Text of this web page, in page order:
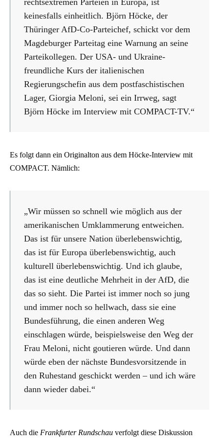
rechtsextremen Parteien in Europa, ist
keinesfalls einheitlich. Björn Höcke, der
Thüringer AfD-Co-Parteichef, schickt vor dem
Magdeburger Parteitag eine Warnung an seine
Parteikollegen. Der USA- und Ukraine-
freundliche Kurs der italienischen
Regierungschefin aus dem postfaschistischen
Lager, Giorgia Meloni, sei ein Irrweg, sagt
Björn Höcke im Interview mit COMPACT-TV.“
Es folgt dann ein Originalton aus dem Höcke-Interview mit
COMPACT. Nämlich:
„Wir müssen so schnell wie möglich aus der
amerikanischen Umklammerung entweichen.
Das ist für unsere Nation überlebenswichtig,
das ist für Europa überlebenswichtig, auch
kulturell überlebenswichtig. Und ich glaube,
das ist eine deutliche Mehrheit in der AfD, die
das so sieht. Die Partei ist immer noch so jung
und immer noch so hellwach, dass sie eine
Bundesführung, die einen anderen Weg
einschlagen würde, beispielsweise den Weg der
Frau Meloni, nicht goutieren würde. Und dann
würde eben der nächste Bundesvorsitzende in
den Ruhestand geschickt werden – und ich wäre
dann wieder dabei.“
Auch die Frankfurter Rundschau verfolgt diese Diskussion